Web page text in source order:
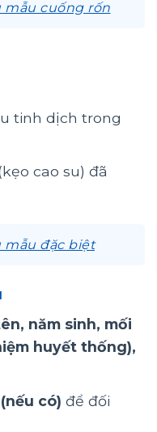
mẫu cuống rốn
tinh dịch trong
cao su) đã
mẫu đặc biệt
năm sinh, mối
huyết thống),
có) để đối